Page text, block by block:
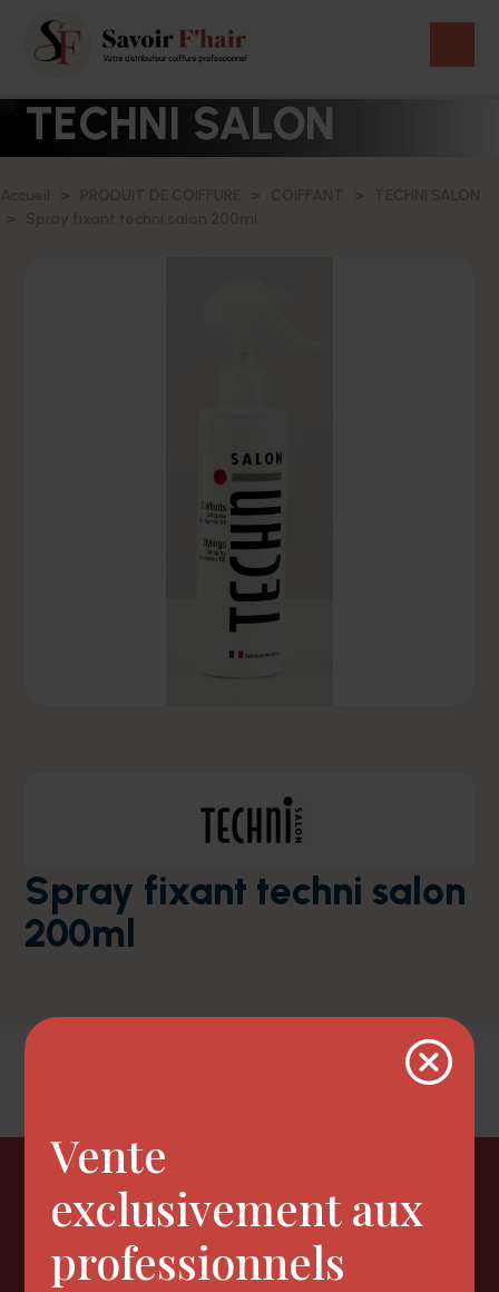
TECHNI SALON
Spray fixant techni salon
200ml
Newsletter
Vente
exclusivement aux
professionnels